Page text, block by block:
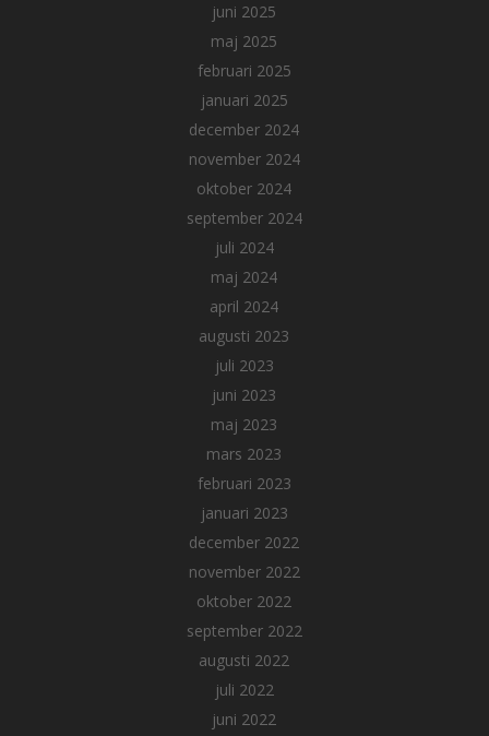
juni 2025
maj 2025
februari 2025
januari 2025
december 2024
november 2024
oktober 2024
september 2024
juli 2024
maj 2024
april 2024
augusti 2023
juli 2023
juni 2023
maj 2023
mars 2023
februari 2023
januari 2023
december 2022
november 2022
oktober 2022
september 2022
augusti 2022
juli 2022
juni 2022